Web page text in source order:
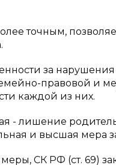
точным,
за
правовой и
каждой из них.
- лишение
и высшая мера
СК РФ (ст. 69)